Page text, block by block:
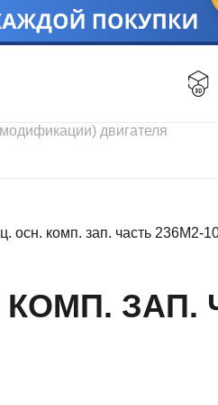
осн. комп. зап. часть 236М2-
ЗАП.